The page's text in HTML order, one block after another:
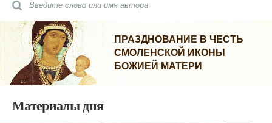
ПРАЗДНОВАНИЕ В ЧЕСТЬ
СМОЛЕНСКОЙ ИКОНЫ
БОЖИЕЙ МАТЕРИ
Материалы дня